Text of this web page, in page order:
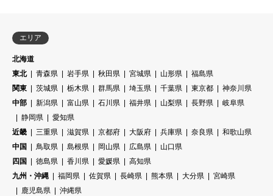
エリア
北海道
東北
青森県 岩手県 秋田県 宮城県 山形県
福島県
関東
茨城県 栃木県 群馬県 埼玉県 千葉県 東京都
神奈川県
中部
新潟県 富山県 石川県 福井県 山梨県 長野県
岐阜県
静岡県
愛知県
近畿
三重県 滋賀県 京都府 大阪府 兵庫県 奈良県
和歌山県
中国
鳥取県 島根県 岡山県 広島県
山口県
四国
徳島県 香川県 愛媛県
高知県
九州・沖縄
福岡県 佐賀県 長崎県 熊本県 大分県
宮崎県
鹿児島県
沖縄県